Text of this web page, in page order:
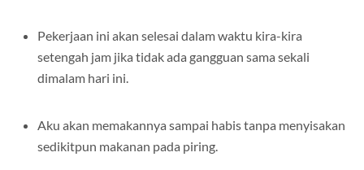
Pekerjaan ini akan selesai dalam waktu kira-kira
setengah jam jika tidak ada gangguan sama sekali
dimalam hari ini.
Aku akan memakannya sampai habis tanpa menyisakan
sedikitpun makanan pada piring.